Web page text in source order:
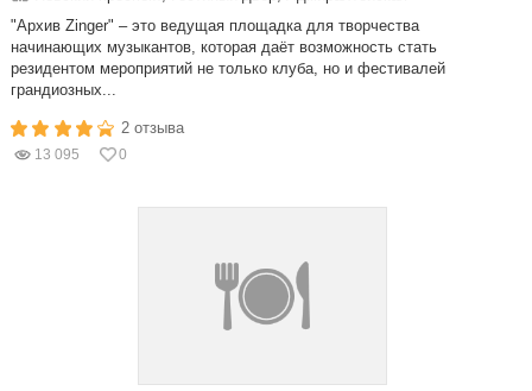
"Архив Zinger" – это ведущая площадка для творчества
начинающих музыкантов, которая даёт возможность стать
резидентом мероприятий не только клуба, но и фестивалей
грандиозных...
2 отзыва
13 095 0